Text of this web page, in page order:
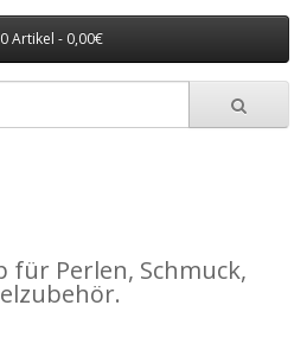
0 Artikel - 0,00€
für Perlen, Schmuck,